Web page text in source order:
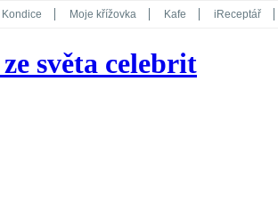
Kondice Moje křížovka Kafe iReceptář
světa celebrit